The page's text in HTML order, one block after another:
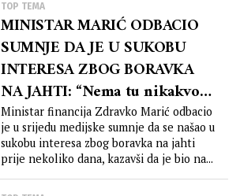
TOP TEMA
MINISTAR MARIĆ ODBACIO
SUMNJE DA JE U SUKOBU
INTERESA ZBOG BORAVKA
NA JAHTI: “Nema tu nikakvog
misterija… To je samo jedan dio
mog ljetovanja od dva tjedna”
Ministar financija Zdravko Marić odbacio
je u srijedu medijske sumnje da se našao u
sukobu interesa zbog boravka na jahti
prije nekoliko dana, kazavši da je bio na...